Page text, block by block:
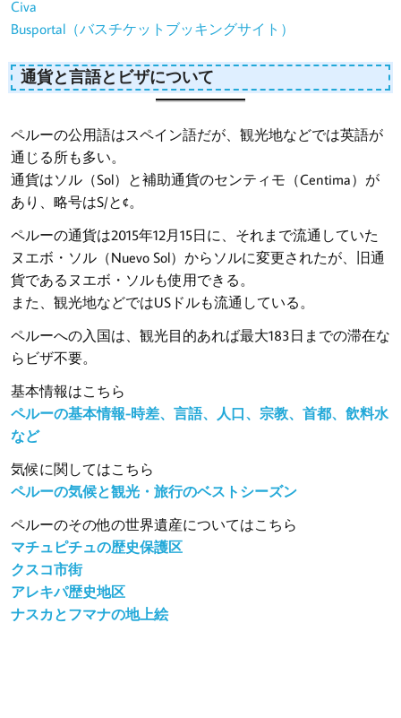
Civa
Busportal（バスチケットブッキングサイト）
通貨と言語とビザについて
ペルーの公用語はスペイン語だが、観光地などでは英語が
通じる所も多い。
通貨はソル（Sol）と補助通貨のセンティモ（Centima）が
あり、略号はS/と¢。
ペルーの通貨は2015年12月15日に、それまで流通していた
ヌエボ・ソル（Nuevo Sol）からソルに変更されたが、旧通
貨であるヌエボ・ソルも使用できる。
また、観光地などではUSドルも流通している。
ペルーへの入国は、観光目的あれば最大183日までの滞在な
らビザ不要。
基本情報はこちら
ペルーの基本情報-時差、言語、人口、宗教、首都、飲料水
など
気候に関してはこちら
ペルーの気候と観光・旅行のベストシーズン
ペルーのその他の世界遺産についてはこちら
マチュピチュの歴史保護区
クスコ市街
アレキパ歴史地区
ナスカとフマナの地上絵